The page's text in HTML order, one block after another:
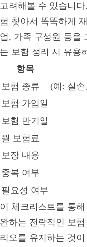
고려해볼 수 있습니
험 찾아서 똑똑하게
업, 가족 구성원 등을
는 보험 정리 시 유용
항목
보험 종류
(예: 실
보험 가입일
보험 만기일
월 보험료
보장 내용
중복 여부
필요성 여부
이 체크리스트를 통
완하는 전략적인 보
리오를 유지하는 것